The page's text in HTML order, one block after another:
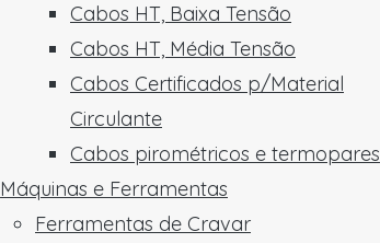
Cabos HT, Baixa Tensão
Cabos HT, Média Tensão
Cabos Certificados p/Material
Circulante
Cabos pirométricos e termopares
Máquinas e Ferramentas
Ferramentas de Cravar